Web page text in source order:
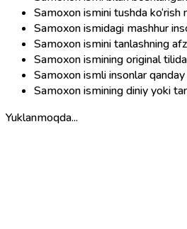
Samoxon ismini tushda ko‘rish
Samoxon ismidagi mashhur
Samoxon ismini tanlashning
Samoxon ismining original
Samoxon ismli insonlar
Samoxon ismining diniy yoki
Yuklanmoqda...